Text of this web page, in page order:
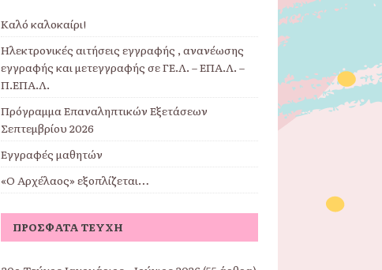
Καλό καλοκαίρι!
Ηλεκτρονικές αιτήσεις εγγραφής , ανανέωσης
εγγραφής και μετεγγραφής σε ΓΕ.Λ. – ΕΠΑ.Λ. –
Π.ΕΠΑ.Λ.
Πρόγραμμα Επαναληπτικών Εξετάσεων
Σεπτεμβρίου 2026
Εγγραφές μαθητών
«Ο Αρχέλαος» εξοπλίζεται…
ΠΡΌΣΦΑΤΑ ΤΕΎΧΗ